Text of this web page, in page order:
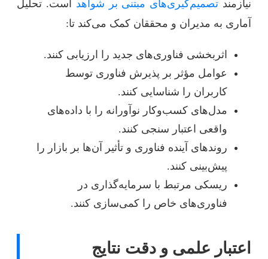
نیازمند تصمیم‌گیری‌های مبتنی بر شواهد است. تحلیل
آماری به مدیران و محققان کمک می‌کند تا:
اثربخشی فناوری‌های جدید را ارزیابی کنند.
عوامل مؤثر بر پذیرش فناوری توسط
کاربران را شناسایی کنند.
مدل‌های کسب‌وکار نوآورانه را با داده‌های
واقعی اعتبار سنجی کنند.
روندهای آینده فناوری و تأثیر آن‌ها بر بازار را
پیش‌بینی کنند.
ریسکی مرتبط با سرمایه‌گذاری در
فناوری‌های خاص را کمی‌سازی کنند.
اعتبار علمی و دقت نتایج